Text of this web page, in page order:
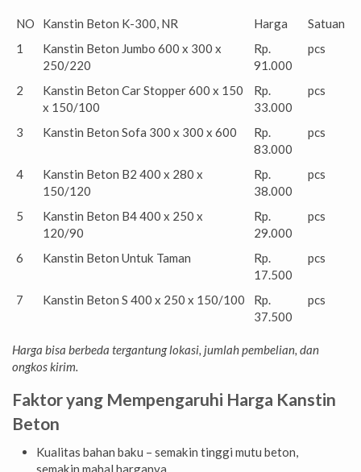
NO Kanstin Beton K-300, NR Harga
Satuan
1
Kanstin Beton Jumbo 600 x 300 x
250/220
Rp.
91.000
pcs
2
Kanstin Beton Car Stopper 600 x 150
x 150/100
Rp.
33.000
pcs
3 Kanstin Beton Sofa 300 x 300 x 600
Rp.
83.000
pcs
4
Kanstin Beton B2 400 x 280 x
150/120
Rp.
38.000
pcs
5
Kanstin Beton B4 400 x 250 x
120/90
Rp.
29.000
pcs
6 Kanstin Beton Untuk Taman
Rp.
17.500
pcs
7 Kanstin Beton S 400 x 250 x 150/100
Rp.
37.500
pcs
Harga bisa berbeda tergantung lokasi, jumlah pembelian, dan
ongkos kirim.
Faktor yang Mempengaruhi Harga Kanstin
Beton
Kualitas bahan baku – semakin tinggi mutu beton,
semakin mahal harganya.